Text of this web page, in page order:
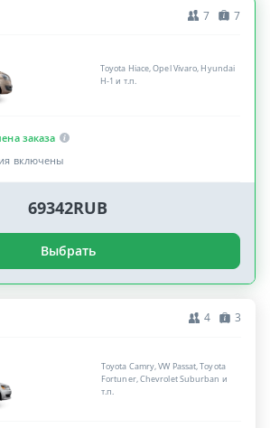
7 7
Toyota Hiace, Opel Vivaro, Hyundai
H-1 и т.п.
заказа
включены
69342RUB
Выбрать
4 3
Toyota Camry, VW Passat, Toyota
Fortuner, Chevrolet Suburban и
т.п.